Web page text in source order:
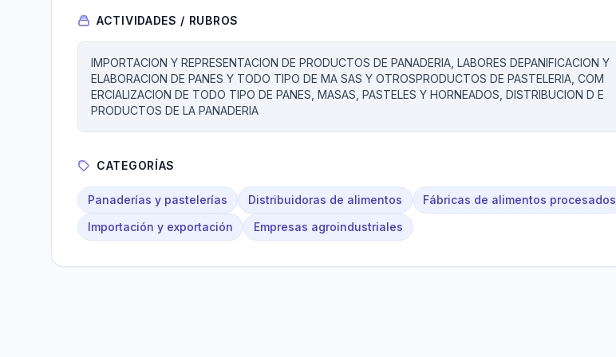
ACTIVIDADES / RUBROS
IMPORTACION Y REPRESENTACION DE PRODUCTOS DE PANADERIA, LABORES DEPANIFICACION Y
ELABORACION DE PANES Y TODO TIPO DE MA SAS Y OTROSPRODUCTOS DE PASTELERIA, COM
ERCIALIZACION DE TODO TIPO DE PANES, MASAS, PASTELES Y HORNEADOS, DISTRIBUCION D E
PRODUCTOS DE LA PANADERIA
CATEGORÍAS
Panaderías y pastelerías Distribuidoras de alimentos
Fábricas de alimentos procesados
Importación y exportación
Empresas agroindustriales